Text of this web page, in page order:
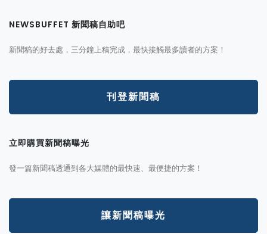
NEWSBUFFET 新聞稿自助吧
新聞稿的好去處，三分鐘上稿完成，最快接觸最多讀者的方案！
刊登新聞稿
立即購買新聞稿曝光
發一篇新聞稿透通到各大媒體的最快速、最便捷的方案！
讓新聞稿曝光